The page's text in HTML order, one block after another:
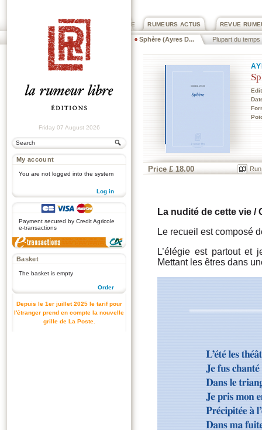
REVUE
RUMEURS ACTUS
PRIX ROGER DEXTRE
Sphère (Ayres D... Plupart du temps
Friday 07 August 2026
My account
You are not logged into the system
Log in
Payment secured by Credit Agricole
e-transactions
Basket
The basket is empty
Order
Depuis le 1er juillet 2025 le tarif pour
l'étranger prend en compte la nouvelle
grille de La Poste.
Price £ 18.00
La nudité de cette vie
Le recueil est composé
L’élégie est partout et
Mettant les êtres dans